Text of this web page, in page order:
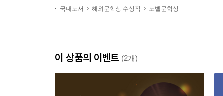
국내도서 해외문학상 수상작 노벨문학상
이 상품의 이벤트 (2개)